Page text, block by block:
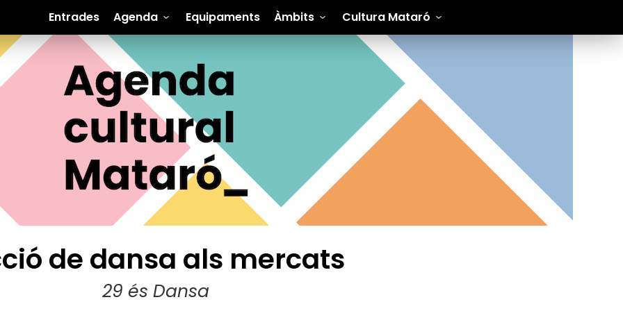
Entrades Agenda Equipaments Àmbits Cultura Mataró
de dansa als mercats
29 és Dansa